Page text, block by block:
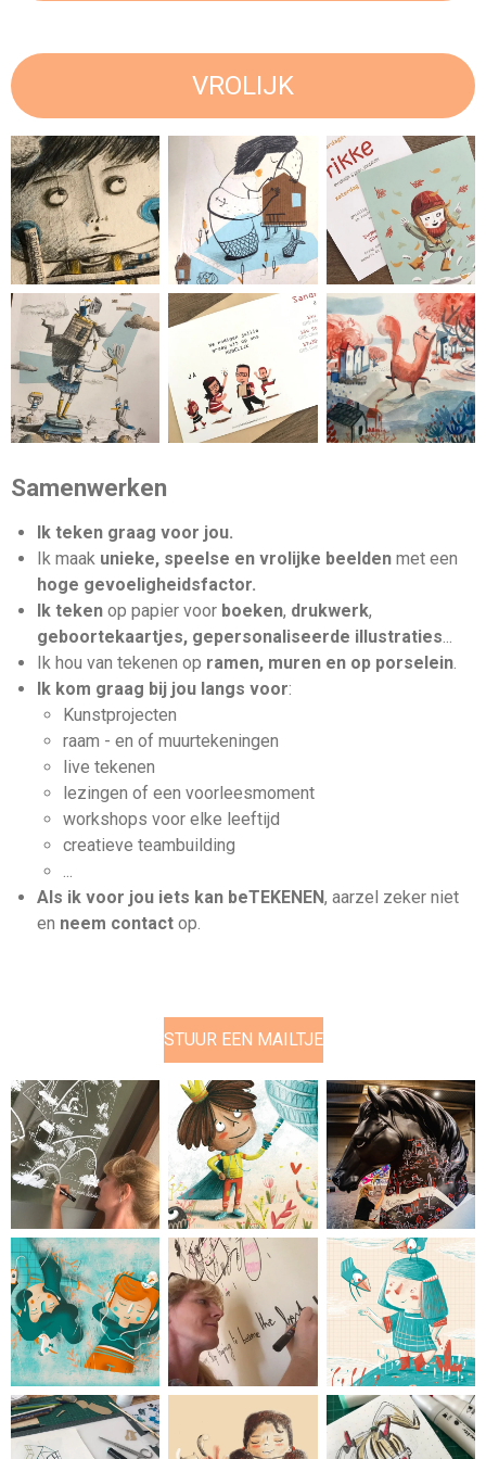
VROLIJK
Samenwerken
Ik teken graag voor jou.
Ik maak unieke, speelse en vrolijke beelden met een
hoge gevoeligheidsfactor.
Ik teken op papier voor boeken, drukwerk,
geboortekaartjes, gepersonaliseerde illustraties
Ik hou van tekenen op ramen, muren en op porselein
Ik kom graag bij jou langs voor:
Kunstprojecten
raam - en of muurtekeningen
live tekenen
lezingen of een voorleesmoment
workshops voor elke leeftijd
creatieve teambuilding
Als ik voor jou iets kan beTEKENEN, aarzel zeker niet
en neem contact op.
STUUR EEN MAILTJE